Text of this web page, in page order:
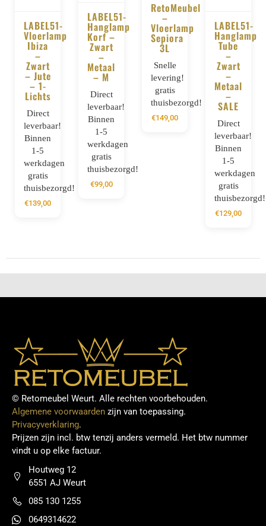
BESTELLEN
LABEL51-
Vloerlamp
Ibiza
–
Zwart
– Jute
– 1-
Lichts
Direct
leverbaar!
Binnen
1-5
werkdagen
gratis
thuisbezorgd!
€139,00
BESTELLEN
LABEL51-
Hanglamp
Korf –
Zwart
–
Metaal
– M
Direct
leverbaar!
Binnen
1-5
werkdagen
gratis
thuisbezorgd!
€99,00
BESTELLEN
RetoMeubel
–
Vloerlamp
Sepiora
3L
Snelle
levering!
gratis
thuisbezorgd!
€149,00
BESTELLEN
LABEL51-
Hanglamp
Tube
–
Zwart
–
Metaal
–
SALE
Direct
leverbaar!
Binnen
1-5
werkdagen
gratis
thuisbezorgd!
€129,00
© Retomeubel Weurt. Alle rechten voorbehouden.
Algemene voorwaarden zijn van toepassing.
Privacyverklaring.
Prijzen zijn incl. btw tenzij anders vermeld. Het btw nummer
vindt u op elke factuur.
Houtweg 12
6551 AJ Weurt
085 130 1255
0649314622